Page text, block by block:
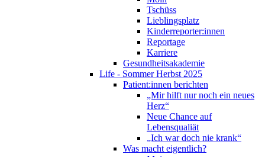
Tschüss
Lieblingsplatz
Kinderreporter:innen
Reportage
Karriere
Gesundheitsakademie
Life - Sommer Herbst 2025
Patient:innen berichten
„Mir hilft nur noch ein neues
Herz“
Neue Chance auf
Lebensqualiät
„Ich war doch nie krank“
Was macht eigentlich?